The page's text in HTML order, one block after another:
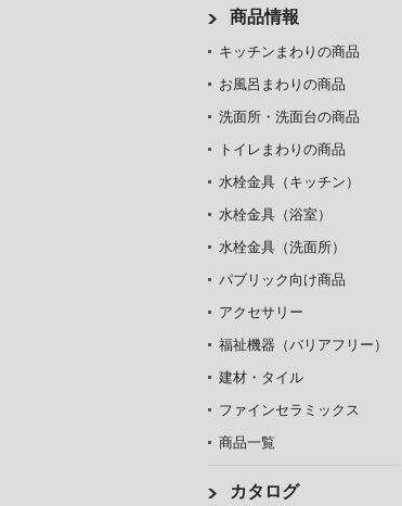
商品情報
キッチンまわりの商品
お風呂まわりの商品
洗面所・洗面台の商品
トイレまわりの商品
水栓金具（キッチン）
水栓金具（浴室）
水栓金具（洗面所）
パブリック向け商品
アクセサリー
福祉機器（バリアフリー）
建材・タイル
ファインセラミックス
商品一覧
カタログ